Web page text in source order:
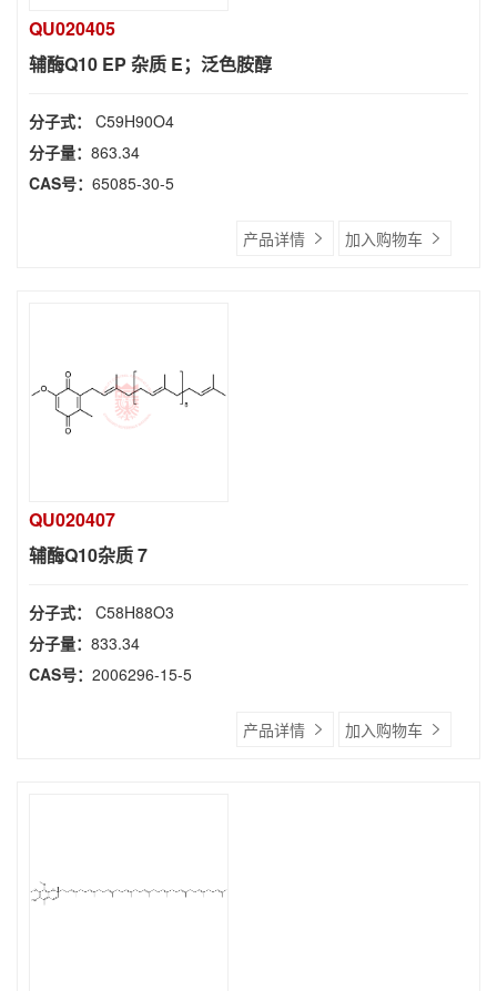
QU020405
辅酶Q10 EP 杂质 E；泛色胺醇
分子式： C59H90O4
分子量： 863.34
CAS号： 65085-30-5
产品详情 加入购物车
QU020407
辅酶Q10杂质 7
分子式： C58H88O3
分子量： 833.34
CAS号： 2006296-15-5
产品详情 加入购物车